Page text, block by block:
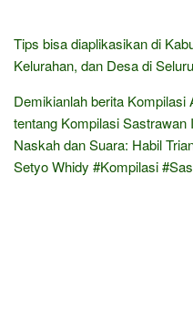
Tips bisa diaplikasikan di
Kelurahan, dan Desa di
Demikianlah berita Kompilasi
tentang Kompilasi Sastrawan
Naskah dan Suara: Habil
Setyo Whidy #Kompilasi